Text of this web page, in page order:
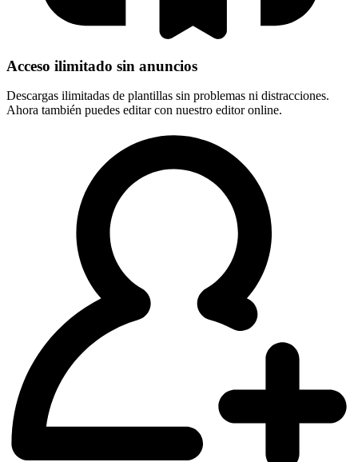
Acceso ilimitado sin anuncios
Descargas ilimitadas de plantillas sin problemas ni distracciones.
Ahora también puedes editar con nuestro editor online.